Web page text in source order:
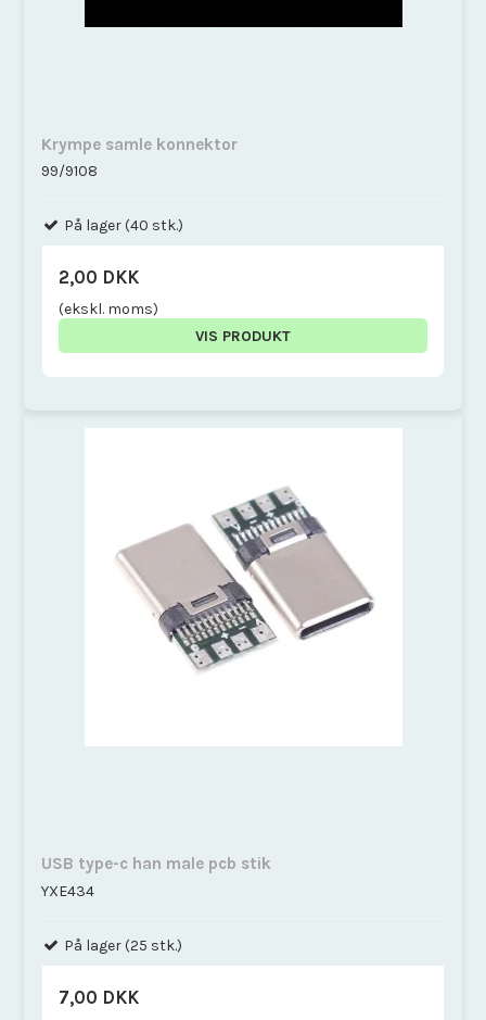
Krympe samle konnektor
99/9108
På lager (40 stk.)
2,00 DKK
(ekskl. moms)
VIS PRODUKT
USB type-c han male pcb stik
YXE434
På lager (25 stk.)
7,00 DKK